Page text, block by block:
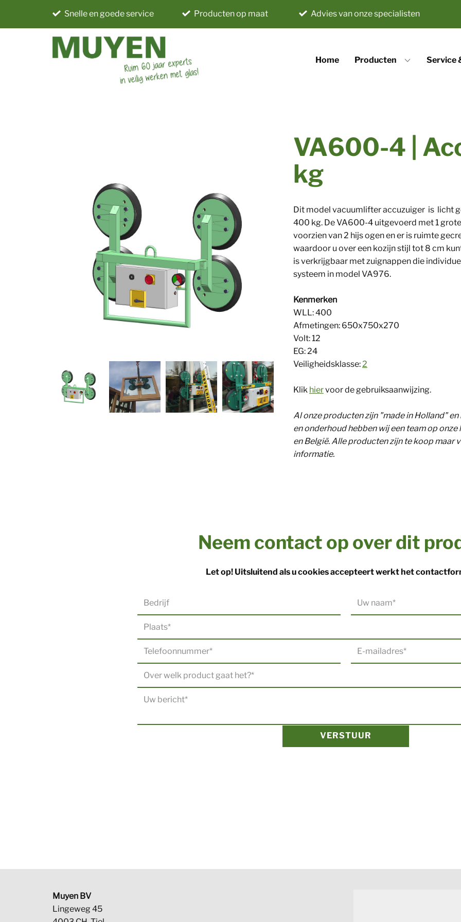
Snelle en goede service Producten op maat Advies van onze specialisten
Home Producten Service
VA600-4 |
kg
Dit model vacuumlifter accuzuiger is licht
400 kg. De VA600-4 uitgevoerd met 1
voorzien van 2 hijs ogen en er is ruimte
waardoor u over een kozijn stijl tot 8 cm
is verkrijgbaar met zuignappen die
systeem in model VA976.
Kenmerken
WLL: 400
Afmetingen: 650x750x270
Volt: 12
EG: 24
Veiligheidsklasse:2
Klik hiervoor de gebruiksaanwijzing.
Al onze producten zijn "made in Holland"
en onderhoud hebben wij een team op
en België. Alle producten zijn te koop maar
informatie.
Neem contact op over dit
Let op! Uitsluitend als u cookies accepteert werkt het
VERSTUUR
Muyen BV
Lingeweg 45